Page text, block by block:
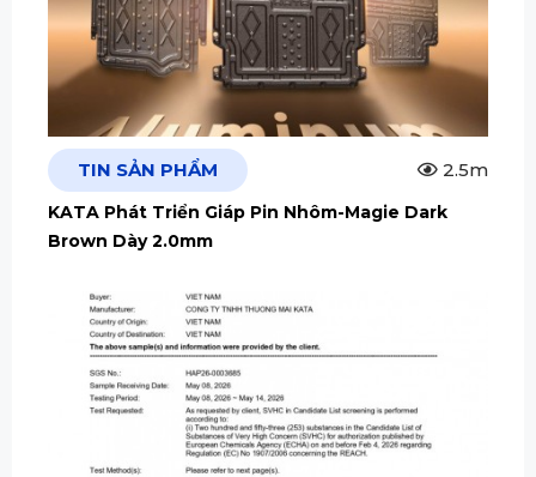
TIN SẢN PHẨM 2.5m
KATA Phát Triển Giáp Pin Nhôm-Magie Dark
Brown Dày 2.0mm